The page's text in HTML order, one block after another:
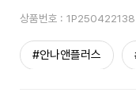
상품번호 :
#안나앤플러스